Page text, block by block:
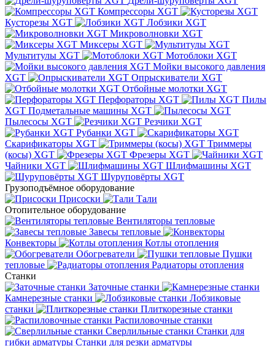
Компрессоры XGT
Кусторезы XGT
Лобзики XGT
Микроволновки XGT
Миксеры XGT
Мультитулы XGT
Мотоблоки XGT
Мойки высокого давления
XGT
Опрыскиватели XGT
Отбойные молотки XGT
Перфораторы XGT
Пилы
XGT Подметальные машины XGT
Пылесосы XGT
Резчики XGT
Рубанки XGT
Скарификаторы XGT
Триммеры
(косы) XGT
Фрезеры XGT
Чайники XGT
Шлифмашины XGT
Шуруповёрты XGT
Грузоподъёмное оборудование
Присоски
Тали
Отопительное оборудование
Вентиляторы тепловые
Завесы тепловые
Конвекторы
Котлы отопления
Обогреватели
Пушки
тепловые
Радиаторы отопления
Станки
Заточные станки
Камнерезные станки
Лобзиковые
станки
Плиткорезные станки
Распиловочные станки
Сверлильные станки Станки для
гибки арматуры Станки для резки арматуры